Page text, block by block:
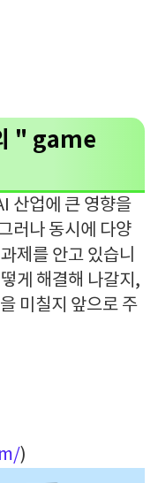
" game
산업에 큰 영향을
러나 동시에 다양
제를 안고 있습니
게 해결해 나갈지,
미칠지 앞으로 주
)